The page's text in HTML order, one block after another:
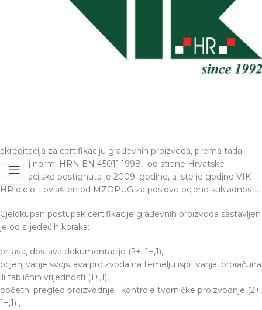
akreditacija za certifikaciju građevnih proizvoda, prema tada
važećoj normi HRN EN 45011:1998, od strane Hrvatske
akreditacijske postignuta je 2009. godine, a iste je godine VIK-
HR d.o.o. i ovlašten od MZOPUG za poslove ocjene sukladnosti.
Cjelokupan postupak certifikacije građevnih proizvoda sastavljen
je od slijedećih koraka:
prijava, dostava dokumentacije (2+, 1+,1),
ocjenjivanje svojstava proizvoda na temelju ispitivanja, proračuna
ili tabličnih vrijednosti (1+,1),
početni pregled proizvodnje i kontrole tvorničke proizvodnje (2+,
1+,1) ,